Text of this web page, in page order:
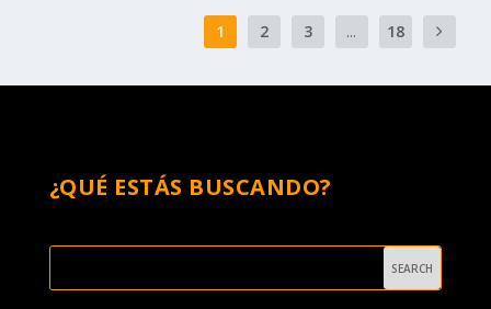
1 2 3 ... 18
¿QUÉ ESTÁS BUSCANDO?